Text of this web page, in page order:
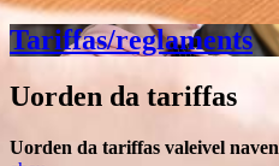
Tariffas/reglaments
Uorden da tariffas
Uorden da tariffas valeivel